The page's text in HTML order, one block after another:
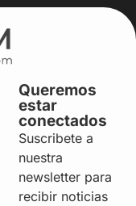
Queremos
estar
conectados
Suscribete a
nuestra
newsletter para
recibir noticias